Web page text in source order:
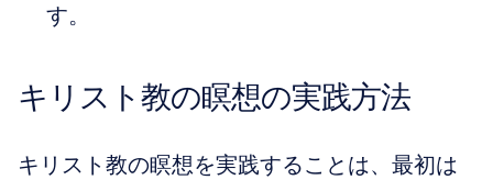
す。
キリスト教の瞑想の実践方法
キリスト教の瞑想を実践することは、最初は